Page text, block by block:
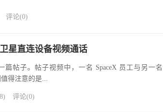
评论(0)
星直连设备视频通话
篇帖子。帖子视频中，一名 SpaceX 员工与另一名
得注意的是...
评论(0)